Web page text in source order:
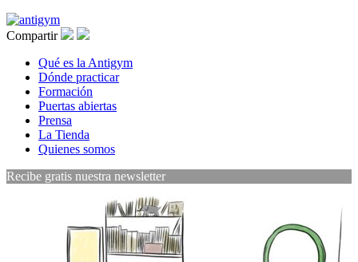
Compartir
Qué es la Antigym
Dónde practicar
Formación
Puertas abiertas
Prensa
La Tienda
Quienes somos
Recibe gratis nuestra newsletter